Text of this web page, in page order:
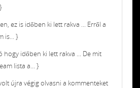
ez is időben ki lett rakva ... Erről a
is... }
hogy időben ki lett rakva ... De mit
lista a... }
újra végig olvasni a kommenteket